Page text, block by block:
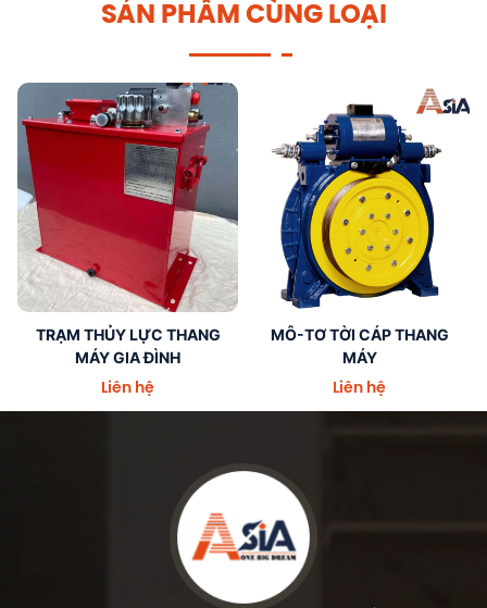
SẢN PHẨM CÙNG LOẠI
THỦY
MÁY
TRẠM THỦY LỰC THANG
MÁY GIA ĐÌNH
Liên hệ
THANG
MÔ-TƠ TỜI CÁP THANG
MÁY
Liên hệ